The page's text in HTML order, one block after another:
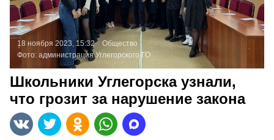
18 ноября 2023, 15:32
Общество
Фото: администрация Углегорского ГО
Школьники Углегорска узнали,
что грозит за нарушение закона